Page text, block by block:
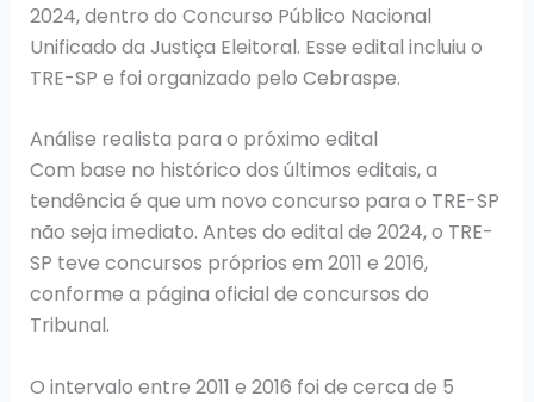
2024, dentro do Concurso Público Nacional
Unificado da Justiça Eleitoral. Esse edital incluiu o
TRE-SP e foi organizado pelo Cebraspe.
Análise realista para o próximo edital
Com base no histórico dos últimos editais, a
tendência é que um novo concurso para o TRE-SP
não seja imediato. Antes do edital de 2024, o TRE-
SP teve concursos próprios em 2011 e 2016,
conforme a página oficial de concursos do
Tribunal.
O intervalo entre 2011 e 2016 foi de cerca de 5